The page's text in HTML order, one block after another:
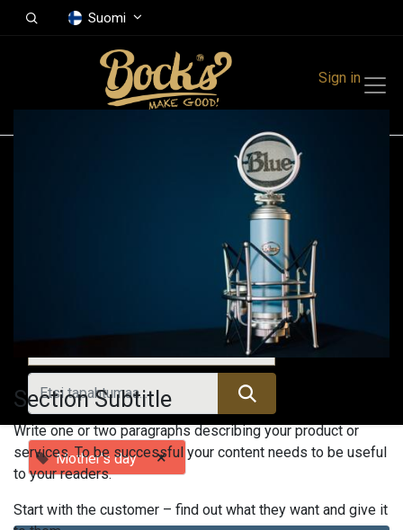
Suomi
Sign in
Kaikki tapahtumat
Mother's day ×
Section Subtitle
Write one or two paragraphs describing your product or
services. To be successful your content needs to be useful
to your readers.
Start with the customer – find out what they want and give it